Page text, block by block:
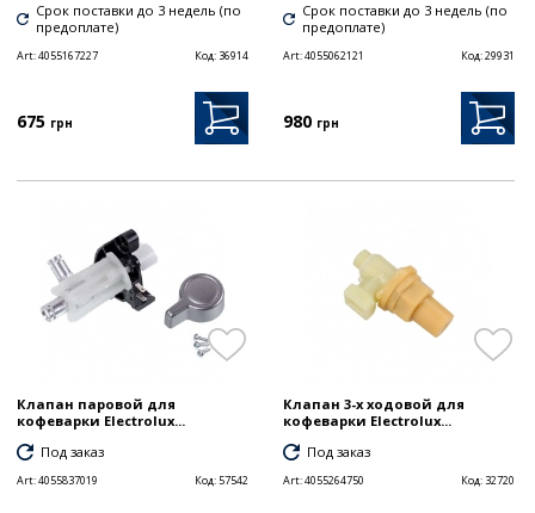
Срок поставки до 3 недель (по
предоплате)
Art:4055167227 Код: 36914
675 грн
Срок поставки до 3 недель (по
предоплате)
Art:4055062121 Код:29931
980 грн
Клапан паровой для
кофеварки Electrolux...
Под заказ
Art:4055837019 Код:57542
Клапан 3-х ходовой для
кофеварки Electrolux...
Под заказ
Art:4055264750 Код: 32720